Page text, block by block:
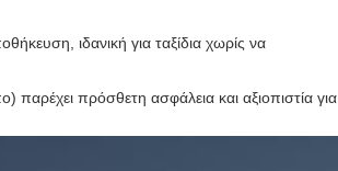
ιδανική για ταξίδια χωρίς να
πρόσθετη ασφάλεια και αξιοπιστία για